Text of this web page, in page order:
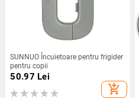
SUNNUO Încuietoare pentru frigider
pentru copii
50.97 Lei
add_shopping_cart